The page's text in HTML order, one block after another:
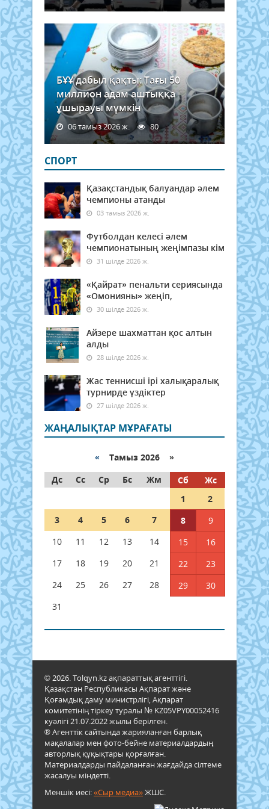
БҰҰ дабыл қақты: Тағы 50
миллион адам аштыққа
ұшырауы мүмкін
06 тамыз 2026 ж. 80
СПОРТ
Қазақстандық балуандар әлем
чемпионы атанды
03 тамыз 2026 ж.
Футболдан келесі әлем
чемпионатының жеңімпазы кім
31 шілде 2026 ж.
«Қайрат» пенальти сериясында
«Омонияны» жеңіп,
30 шілде 2026 ж.
Айзере шахматтан қос алтын
алды
28 шілде 2026 ж.
Жас теннисші ірі халықаралық
турнирде үздіктер
27 шілде 2026 ж.
ЖАҢАЛЫҚТАР МҰРАҒАТЫ
« Тамыз 2026 »
Дс
Сс Ср Бс Жм Сб
Жс
1
2
3
4 5 6 7 8
9
10
11 12 13 14 15
16
17
18 19 20 21 22
23
24
25 26 27 28 29
30
31
© 2026. Tolqyn.kz ақпараттық агенттігі.
Қазақстан Республикасы Ақпарат және
Қоғамдық даму министрлігі, Ақпарат
комитетінің тіркеу туралы № KZ05VPY00052416
куәлігі 21.07.2022 жылы берілген.
® Агенттік сайтында жарияланған барлық
мақалалар мен фото-бейне материалдардың
авторлық құқықтары қорғалған.
Материалдарды пайдаланған жағдайда сілтеме
жасалуы міндетті.
Меншік иесі:«Сыр медиа»ЖШС.